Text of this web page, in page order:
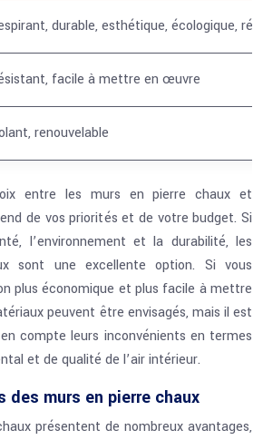
durable, esthétique, écologique,
facile à mettre en œuvre
renouvelable
entre les murs en pierre chaux et
de vos priorités et de votre budget. Si
l’environnement et la durabilité, les
sont une excellente option. Si vous
plus économique et plus facile à mettre
peuvent être envisagés, mais il est
compte leurs inconvénients en termes
et de qualité de l’air intérieur.
des murs en pierre chaux
présentent de nombreux avantages,